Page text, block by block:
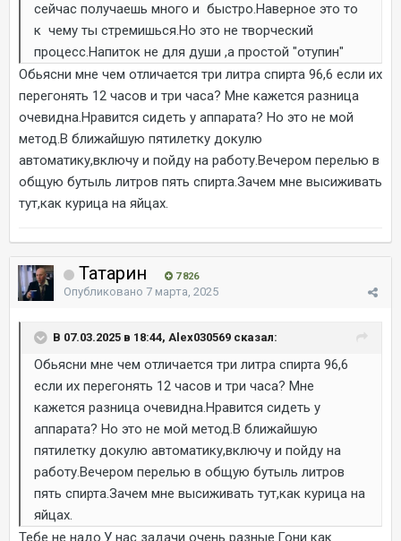
сейчас получаешь много и быстро.Наверное это то
к чему ты стремишься.Но это не творческий
процесс.Напиток не для души ,а простой "отупин"
Обьясни мне чем отличается три литра спирта 96,6 если их
перегонять 12 часов и три часа? Мне кажется разница
очевидна.Нравится сидеть у аппарата? Но это не мой
метод.В ближайшую пятилетку докулю
автоматику,включу и пойду на работу.Вечером перелью в
общую бутыль литров пять спирта.Зачем мне высиживать
тут,как курица на яйцах.
Татарин 7 826
Опубликовано 7 марта, 2025
В 07.03.2025 в 18:44, Alex030569 сказал:
Обьясни мне чем отличается три литра спирта 96,6
если их перегонять 12 часов и три часа? Мне
кажется разница очевидна.Нравится сидеть у
аппарата? Но это не мой метод.В ближайшую
пятилетку докулю автоматику,включу и пойду на
работу.Вечером перелью в общую бутыль литров
пять спирта.Зачем мне высиживать тут,как курица на
яйцах.
Тебе не надо.У нас задачи очень разные.Гони как